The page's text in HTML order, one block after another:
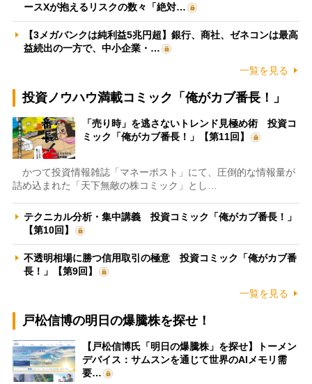
ースXが抱えるリスクの数々「絶対…
【3メガバンクは純利益5兆円超】銀行、商社、ゼネコンは最高
益続出の一方で、中小企業・…
一覧を見る
投資ノウハウ満載コミック「俺がカブ番長！」
「売り時」を逃さないトレンド見極め術 投資コ
ミック「俺がカブ番長！」【第11回】
かつて投資情報雑誌「マネーポスト」にて、圧倒的な情報量が
詰め込まれた「天下無敵の株コミック」とし…
テクニカル分析・集中講義 投資コミック「俺がカブ番長！」
【第10回】
不透明相場に勝つ信用取引の極意 投資コミック「俺がカブ番
長！」【第9回】
一覧を見る
戸松信博の明日の爆騰株を探せ！
【戸松信博氏「明日の爆騰株」を探せ】トーメン
デバイス：サムスンを通じて世界のAIメモリ需
要…